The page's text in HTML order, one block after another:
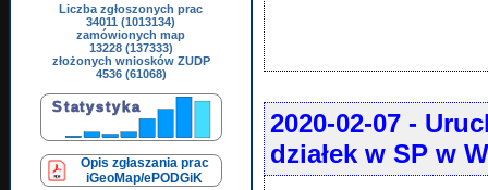
Liczba zgłoszonych prac
34011 (1013134)
zamówionych map
13228 (137333)
złożonych wniosków ZUDP
4536 (61068)
Opis zgłaszania prac
iGeoMap/ePODGiK
2020-02-07 -
działek w SP w